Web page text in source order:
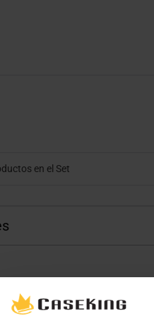
en el Set